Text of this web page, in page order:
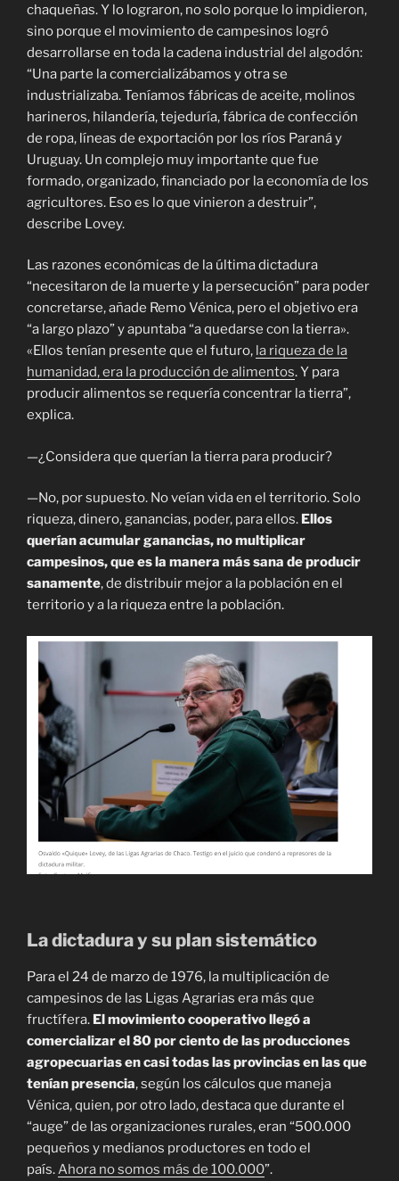
chaqueñas. Y lo lograron, no solo porque lo impidieron,
sino porque el movimiento de campesinos logró
desarrollarse en toda la cadena industrial del algodón:
“Una parte la comercializábamos y otra se
industrializaba. Teníamos fábricas de aceite, molinos
harineros, hilandería, tejeduría, fábrica de confección
de ropa, líneas de exportación por los ríos Paraná y
Uruguay. Un complejo muy importante que fue
formado, organizado, financiado por la economía de los
agricultores. Eso es lo que vinieron a destruir”,
describe Lovey.
Las razones económicas de la última dictadura
“necesitaron de la muerte y la persecución” para poder
concretarse, añade Remo Vénica, pero el objetivo era
“a largo plazo” y apuntaba “a quedarse con la tierra».
«Ellos tenían presente que el futuro, la riqueza de la
humanidad, era la producción de alimentos. Y para
producir alimentos se requería concentrar la tierra”,
explica.
—¿Considera que querían la tierra para producir?
—No, por supuesto. No veían vida en el territorio. Solo
riqueza, dinero, ganancias, poder, para ellos. Ellos
querían acumular ganancias, no multiplicar
campesinos, que es la manera más sana de producir
sanamente, de distribuir mejor a la población en el
territorio y a la riqueza entre la población.
La dictadura y su plan sistemático
Para el 24 de marzo de 1976, la multiplicación de
campesinos de las Ligas Agrarias era más que
fructífera. El movimiento cooperativo llegó a
comercializar el 80 por ciento de las producciones
agropecuarias en casi todas las provincias en las que
tenían presencia, según los cálculos que maneja
Vénica, quien, por otro lado, destaca que durante el
“auge” de las organizaciones rurales, eran “500.000
pequeños y medianos productores en todo el
país.Ahora no somos más de 100.000”.